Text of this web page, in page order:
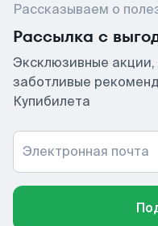
Рассказываем о
Рассылка с
Эксклюзивные
заботливые
Купибилета
Электронная почта